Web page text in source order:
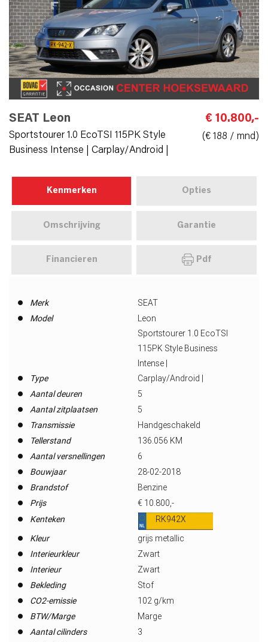
SEAT Leon
Sportstourer 1.0 EcoTSI 115PK Style
Business Intense | Carplay/Android |
€ 10.800,-
(€ 188 / mnd)
Kenmerken Opties
Omschrijving Garantie
Financieren Pdf
Merk
SEAT
Model
Leon
Type
Sportstourer 1.0 EcoTSI
115PK Style Business
Intense |
Carplay/Android |
Aantal deuren
5
Aantal zitplaatsen
5
Transmissie
Handgeschakeld
Tellerstand
136.056 KM
Aantal versnellingen
6
Bouwjaar
28-02-2018
Brandstof
Benzine
Prijs
€ 10.800,-
Kenteken
RK942X
Kleur
grijs metallic
Interieurkleur
Zwart
Interieur
Zwart
Bekleding
Stof
CO2-emissie
102 g/km
BTW/Marge
Marge
Aantal cilinders
3